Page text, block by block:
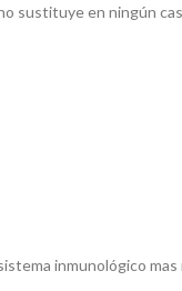
sustituye en ningún
inmunológico mas